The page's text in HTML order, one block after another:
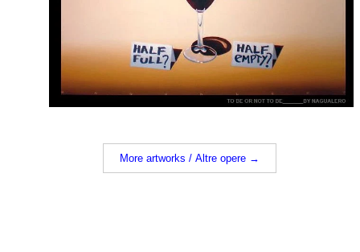
More artworks / Altre opere →